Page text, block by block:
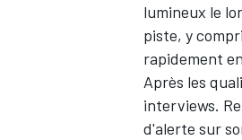
lumineux le
piste, y
rapidement
Après les
interviews.
d'alerte sur